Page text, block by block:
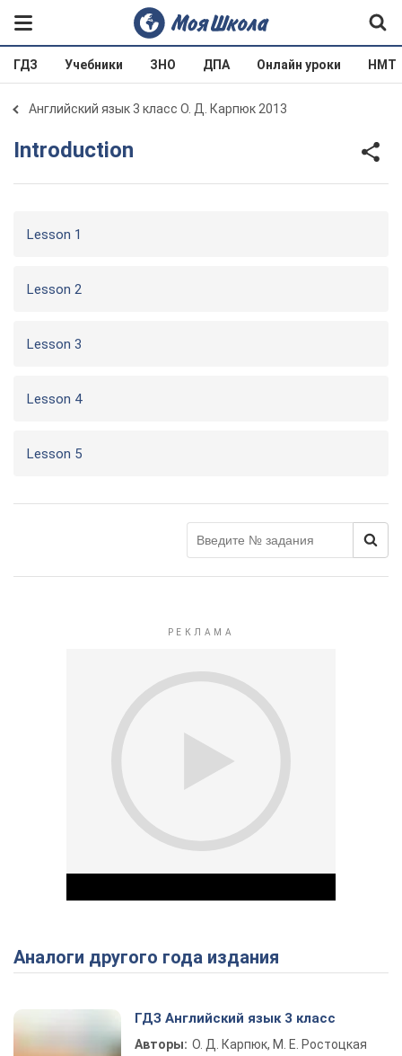
ГДЗ Учебники ЗНО ДПА Онлайн уроки НМТ
Английский язык 3 класс О. Д. Карпюк 2013
Introduction
Lesson 1
Lesson 2
Lesson 3
Lesson 4
Lesson 5
Play Video
Аналоги другого года издания
ГДЗ Английский язык 3 класс
Авторы: О. Д. Карпюк, М. Е. Ростоцкая